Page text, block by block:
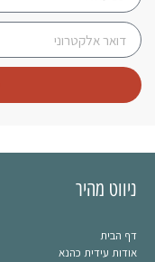
ניווט מהיר
דף הבית
אודות עידית כהנא